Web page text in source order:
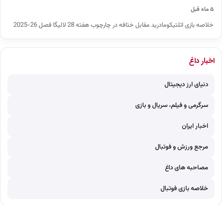
۵ ماه قبل
خلاصه بازی اتلتیکومادرید مقابل ختافه در چارچوب هفته 28 لالیگا فصل 26-2025
اخبار داغ
دنیای ارز دیجیتال
سرگرمی و فیلم، سریال و بازی
اخبار ایران
مرجع ورزش و فوتبال
مصاحبه های داغ
خلاصه بازی فوتبال